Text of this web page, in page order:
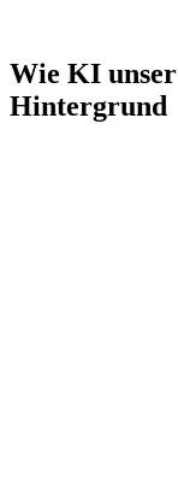
Wie KI
Hintergrund